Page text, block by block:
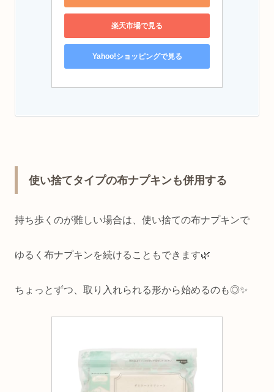
楽天市場で見る
Yahoo!ショッピングで見る
使い捨てタイプの布ナプキンも併用する
持ち歩くのが難しい場合は、使い捨ての布ナプキンで
ゆるく布ナプキンを続けることもできます🌿
ちょっとずつ、取り入れられる形から始めるのも◎✨